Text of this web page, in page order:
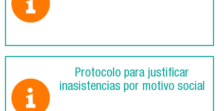
Protocolo para justificar
inasistencias por motivo social